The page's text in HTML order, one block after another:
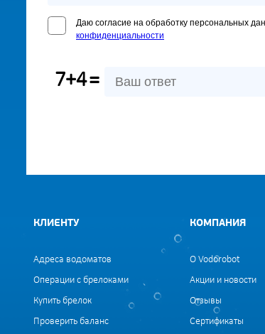
Даю согласие на обработку персональных
конфиденциальности
7+4=
КЛИЕНТУ
Адреса водоматов
Операции с брелоками
Купить брелок
Проверить баланс
КОМПАНИЯ
О Vodorobot
Акции и новости
Отзывы
Сертификаты